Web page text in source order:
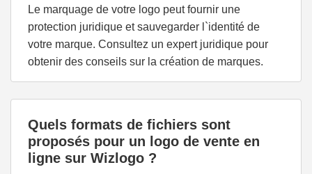
Le marquage de votre logo peut fournir une
protection juridique et sauvegarder l`identité de
votre marque. Consultez un expert juridique pour
obtenir des conseils sur la création de marques.
Quels formats de fichiers sont
proposés pour un logo de vente en
ligne sur Wizlogo ?